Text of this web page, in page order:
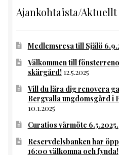
Ajankohtaista/Aktuellt
Medlemsresa till Själö
Välkommen till
skärgård! 12.5.2025
Vill du lära dig renovera
Bergvalla ungdomsgård i
10.1.2025
Curatios vårmöte 6.5.2025.
Reservdelsbanken har
16:00 välkomna och fynda!